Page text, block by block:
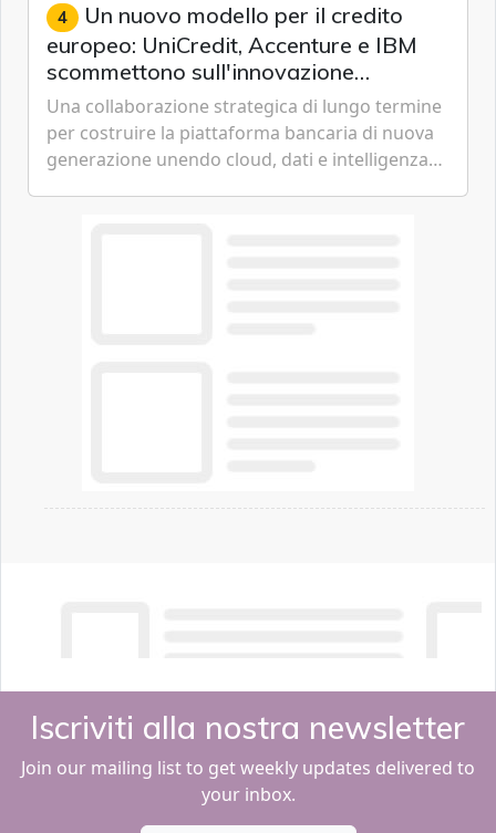
4 Un nuovo modello per il credito
europeo: UniCredit, Accenture e IBM
scommettono sull'innovazione
tecnologica
Una collaborazione strategica di lungo termine
per costruire la piattaforma bancaria di nuova
generazione unendo cloud, dati e intelligenza
Iscriviti alla nostra newsletter
Join our mailing list to get weekly updates delivered to
your inbox.